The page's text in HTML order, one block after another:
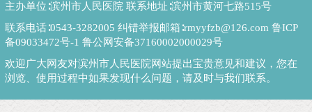
主办单位∶滨州市人民医院 联系地址∶滨州市黄河七路515号
联系电话∶0543-3282005 纠错举报邮箱∶rmyyfzb@126.com 鲁ICP
备09033472号-1 鲁公网安备37160002000029号
欢迎广大网友对滨州市人民医院网站提出宝贵意见和建议，您在
浏览、使用过程中如果发现什么问题，请及时与我们联系。